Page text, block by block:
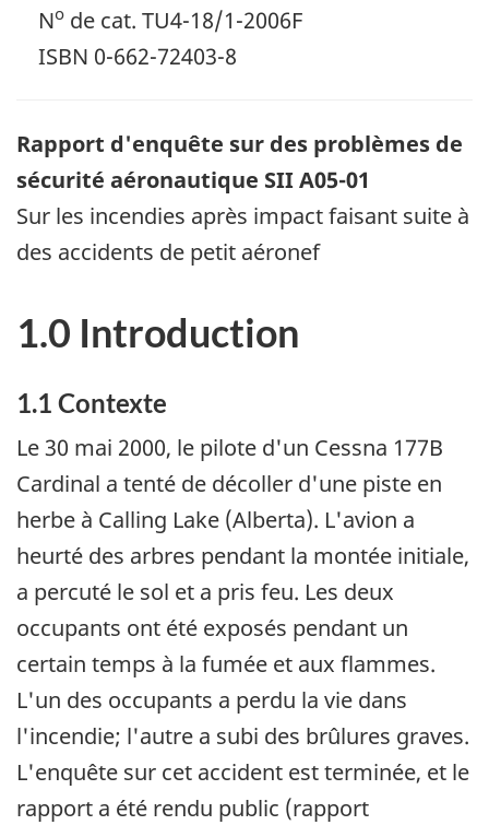
No de cat. TU4-18/1-2006F
ISBN 0-662-72403-8
Rapport d'enquête sur des problèmes de
sécurité aéronautique SII A05-01
Sur les incendies après impact faisant suite à
des accidents de petit aéronef
1.0 Introduction
1.1 Contexte
Le 30 mai 2000, le pilote d'un Cessna 177B
Cardinal a tenté de décoller d'une piste en
herbe à Calling Lake (Alberta). L'avion a
heurté des arbres pendant la montée initiale,
a percuté le sol et a pris feu. Les deux
occupants ont été exposés pendant un
certain temps à la fumée et aux flammes.
L'un des occupants a perdu la vie dans
l'incendie; l'autre a subi des brûlures graves.
L'enquête sur cet accident est terminée, et le
rapport a été rendu public (rapport